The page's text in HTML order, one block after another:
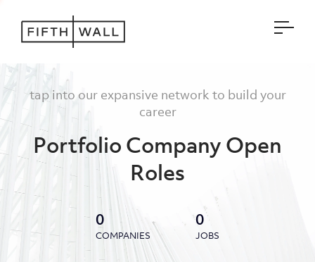
tap into our expansive network to build your
career
Portfolio Company Open
Roles
0
COMPANIES
0
JOBS